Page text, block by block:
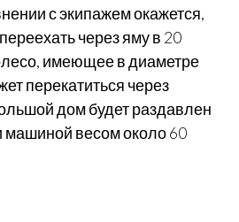
с экипажем окажется,
через яму в 20
имеющее в диаметре
перекатиться через
дом будет раздавлен
машиной весом около 60